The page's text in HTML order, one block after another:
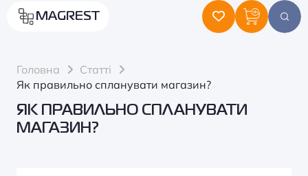
MAGREST
Головна
Статті
Як правильно спланувати магазин?
ЯК ПРАВИЛЬНО СПЛАНУВАТИ
МАГАЗИН?